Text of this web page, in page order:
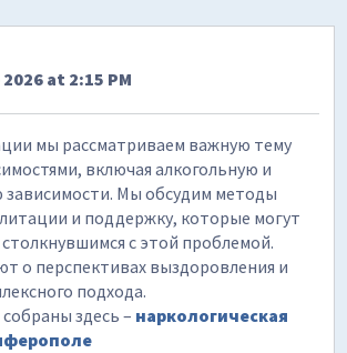
at 2:15 PM
мы рассматриваем важную тему
включая алкогольную и
зависимости. Мы обсудим методы
и поддержку, которые могут
с этой проблемой.
о перспективах выздоровления и
подхода.
здесь – наркологическая